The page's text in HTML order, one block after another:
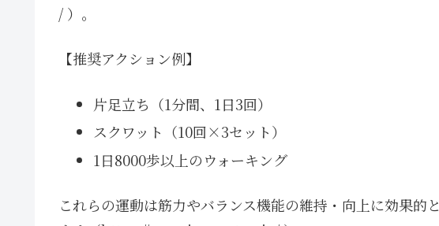
/ ）。
【推奨アクション例】
片足立ち（1分間、1日3回）
スクワット（10回×3セット）
1日8000歩以上のウォーキング
これらの運動は筋力やバランス機能の維持・向上に効果的